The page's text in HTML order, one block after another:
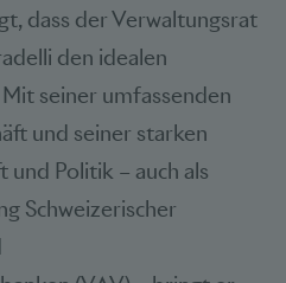
dass der Verwaltungsrat
den idealen
seiner umfassenden
und seiner starken
Politik – auch als
Schweizerischer